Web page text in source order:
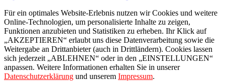
Für ein optimales Website-Erlebnis nutzen wir Cookies und weitere
Online-Technologien, um personalisierte Inhalte zu zeigen,
Funktionen anzubieten und Statistiken zu erheben. Ihr Klick auf
„AKZEPTIEREN“ erlaubt uns diese Datenverarbeitung sowie die
Weitergabe an Drittanbieter (auch in Drittländern). Cookies lassen
sich jederzeit „ABLEHNEN“ oder in den „EINSTELLUNGEN“
anpassen. Weitere Informationen erhalten Sie in unserer
Datenschutzerklärung und unserem Impressum.